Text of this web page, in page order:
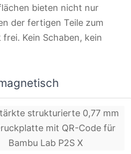
bieten nicht nur
der fertigen Teile zum
Kein Schaben, kein